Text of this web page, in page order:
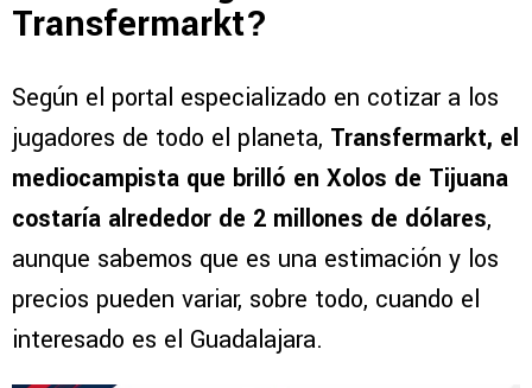
Transfermarkt?
Según el portal especializado en cotizar a los
jugadores de todo el planeta, Transfermarkt, el
mediocampista que brilló en Xolos de Tijuana
costaría alrededor de 2 millones de dólares,
aunque sabemos que es una estimación y los
precios pueden variar, sobre todo, cuando el
interesado es el Guadalajara.